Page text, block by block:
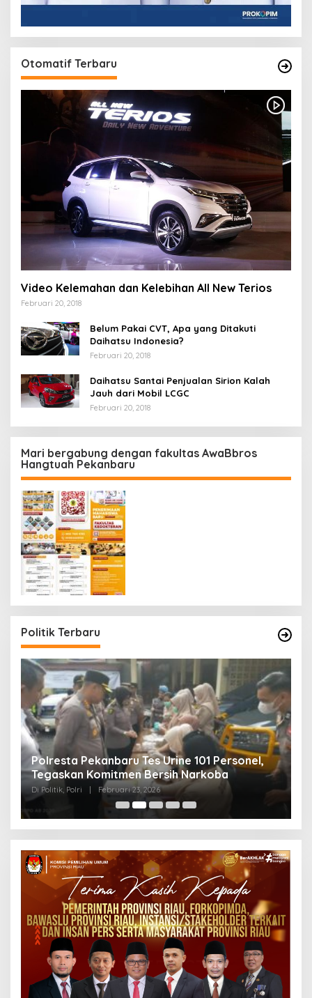
Otomatif Terbaru
Video Kelemahan dan Kelebihan All New Terios
Februari 20, 2018
Belum Pakai CVT, Apa yang Ditakuti
Daihatsu Indonesia?
Februari 20, 2018
Daihatsu Santai Penjualan Sirion Kalah
Jauh dari Mobil LCGC
Februari 20, 2018
Mari bergabung dengan fakultas AwaBbros
Hangtuah Pekanbaru
Politik Terbaru
Polresta Pekanbaru Tes Urine 101 Personel,
Tegaskan Komitmen Bersih Narkoba
Di Politik, Polri Februari 23, 2026